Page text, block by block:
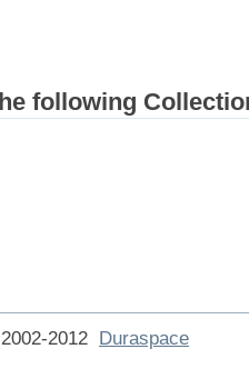
following
2012 Duraspace